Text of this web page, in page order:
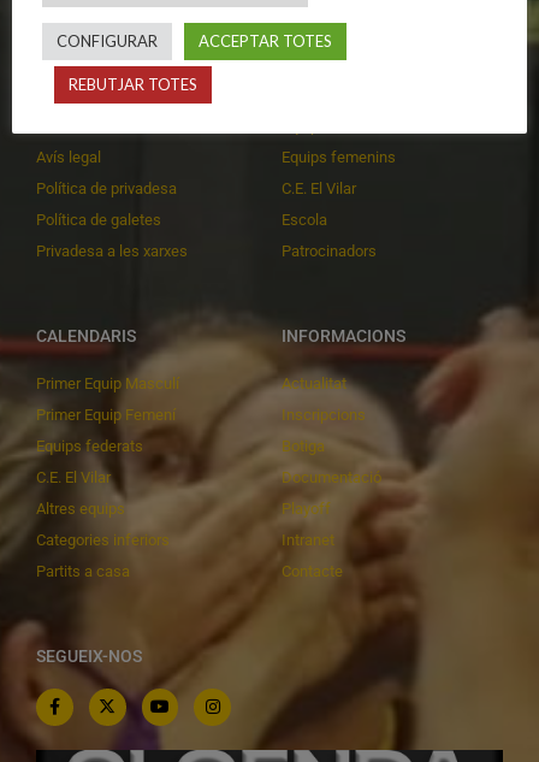
Història
Organització
Avís legal
Política de privadesa
Política de galetes
Privadesa a les xarxes
Primer equip masculí
Equips femenins
C.E. El Vilar
Escola
Patrocinadors
CALENDARIS
Primer Equip Masculí
Primer Equip Femení
Equips federats
C.E. El Vilar
Altres equips
Categories inferiors
Partits a casa
INFORMACIONS
Actualitat
Inscripcions
Botiga
Documentació
Playoff
Intranet
Contacte
SEGUEIX-NOS
CONFIGURAR ACCEPTAR TOTES
REBUTJAR TOTES